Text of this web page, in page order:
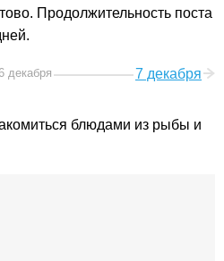
Продолжительность поста
декабря 7 декабря
блюдами из рыбы и